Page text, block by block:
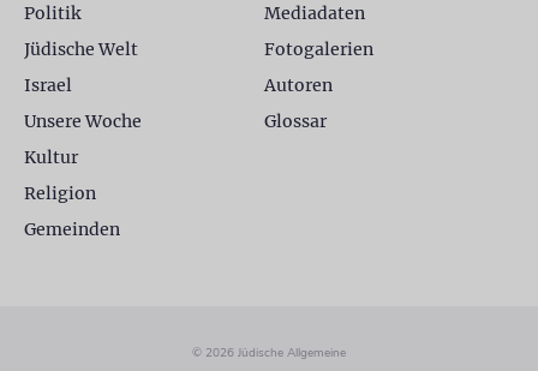
Politik
Jüdische Welt
Israel
Unsere Woche
Kultur
Religion
Gemeinden
Mediadaten
Fotogalerien
Autoren
Glossar
© 2026 Jüdische Allgemeine